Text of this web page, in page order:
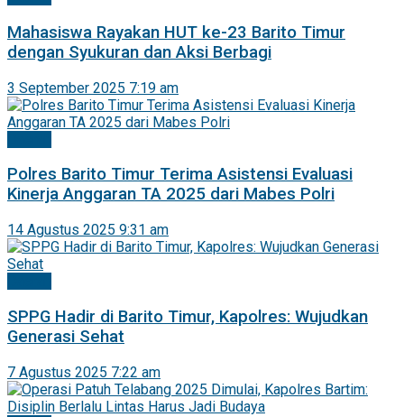
Mahasiswa Rayakan HUT ke-23 Barito Timur
dengan Syukuran dan Aksi Berbagi
3 September 2025 7:19 am
Polres Barito Timur Terima Asistensi Evaluasi
Kinerja Anggaran TA 2025 dari Mabes Polri
14 Agustus 2025 9:31 am
SPPG Hadir di Barito Timur, Kapolres: Wujudkan
Generasi Sehat
7 Agustus 2025 7:22 am